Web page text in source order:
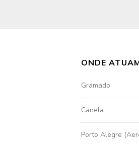
ONDE
Gramado
Canela
Porto Alegre